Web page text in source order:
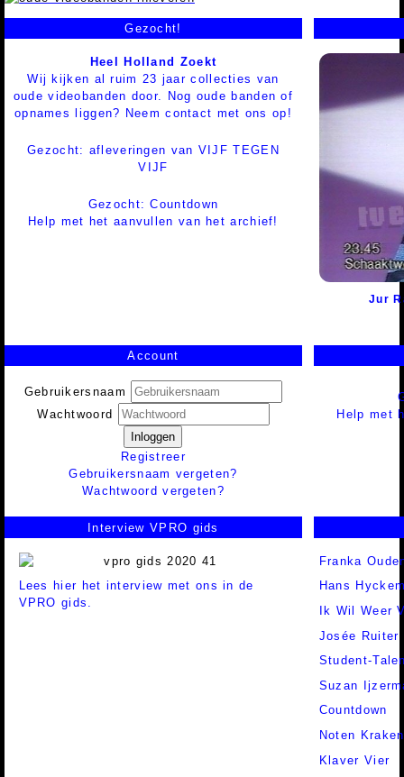
Gezocht!
Heel Holland Zoekt
Wij kijken al ruim 23 jaar collecties van
oude videobanden door. Nog oude banden of
opnames liggen? Neem contact met ons op!
Gezocht: afleveringen van VIJF TEGEN
VIJF
Gezocht: Countdown
Help met het aanvullen van het archief!
Jur
Account
Gebruikersnaam
Wachtwoord
Inloggen
Registreer
Gebruikersnaam vergeten?
Wachtwoord vergeten?
Help met
Interview VPRO gids
Lees hier het interview met ons in de
VPRO gids.
Franka
Hans
Ik Wil Weer
Josée Ruiter
Student-
Suzan
Countdown
Noten Kraken
Klaver Vier